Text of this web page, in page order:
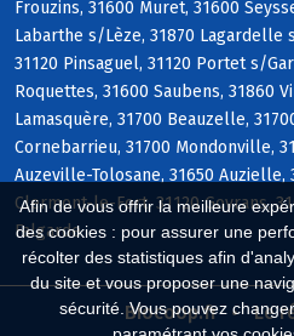
Afin de vous offrir la meilleure
des cookies : pour assurer une
récolter des statistiques afin
du site et vous proposer une
sécurité. Vous pouvez
Frouzins, 31600 Muret, 31600
Labarthe s/Lèze, 31870 Lagardelle
31120 Pinsaguel, 31120 Portet s/
Roquettes, 31600 Saubens, 31860
Lamasquère, 31700 Beauzelle,
Cornebarrieu, 31700 Mondonville,
Auzeville-Tolosane, 31650 Auzielle,
Clermont-le-Fort, 31120 Goyrans,
Falgarde
Biocoop.fr
Le